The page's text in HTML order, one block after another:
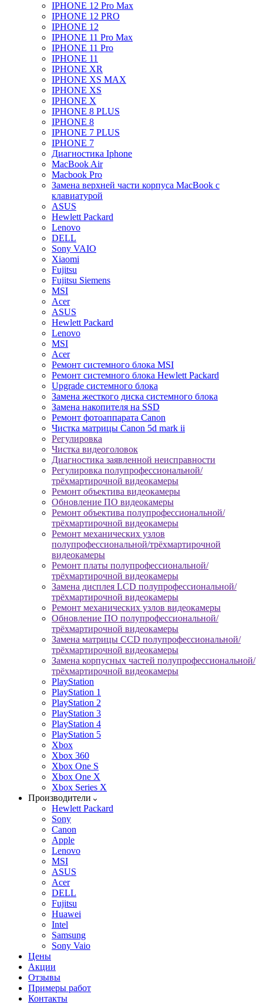
IPHONE 12 Pro Max
IPHONE 12 PRO
IPHONE 12
IPHONE 11 Pro Max
IPHONE 11 Pro
IPHONE 11
IPHONE XR
IPHONE XS MAX
IPHONE XS
IPHONE X
IPHONE 8 PLUS
IPHONE 8
IPHONE 7 PLUS
IPHONE 7
Диагностика Iphone
MacBook Air
Macbook Pro
Замена верхней части корпуса MacBook с
клавиатурой
ASUS
Hewlett Packard
Lenovo
DELL
Sony VAIO
Xiaomi
Fujitsu
Fujitsu Siemens
MSI
Acer
ASUS
Hewlett Packard
Lenovo
MSI
Acer
Ремонт системного блока MSI
Ремонт системного блока Hewlett Packard
Upgrade системного блока
Замена жесткого диска системного блока
Замена накопителя на SSD
Ремонт фотоаппарата Canon
Чистка матрицы Canon 5d mark ii
Регулировка
Чистка видеоголовок
Диагностика заявленной неисправности
Регулировка полупрофессиональной/
трёхмартирочной видеокамеры
Ремонт объектива видеокамеры
Обновление ПО видеокамеры
Ремонт объектива полупрофессиональной/
трёхмартирочной видеокамеры
Ремонт механических узлов
полупрофессиональной/трёхмартирочной
видеокамеры
Ремонт платы полупрофессиональной/
трёхмартирочной видеокамеры
Замена дисплея LCD полупрофессиональной/
трёхмартирочной видеокамеры
Ремонт механических узлов видеокамеры
Обновление ПО полупрофессиональной/
трёхмартирочной видеокамеры
Замена матрицы CCD полупрофессиональной/
трёхмартирочной видеокамеры
Замена корпусных частей полупрофессиональной/
трёхмартирочной видеокамеры
PlayStation
PlayStation 1
PlayStation 2
PlayStation 3
PlayStation 4
PlayStation 5
Xbox
Xbox 360
Xbox One S
Xbox One X
Xbox Series X
Производители
Hewlett Packard
Sony
Canon
Apple
Lenovo
MSI
ASUS
Acer
DELL
Fujitsu
Huawei
Intel
Samsung
Sony Vaio
Цены
Акции
Отзывы
Примеры работ
Контакты